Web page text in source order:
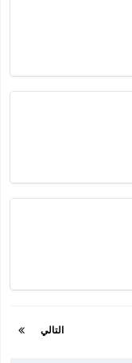
التالي